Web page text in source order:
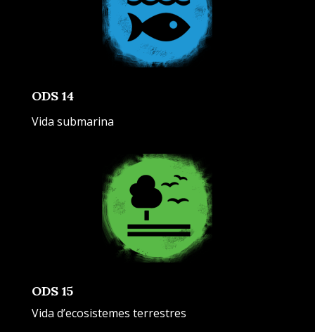
ODS 14
Vida submarina
ODS 15
Vida d’ecosistemes terrestres